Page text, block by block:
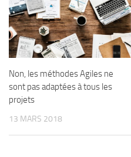
Non, les méthodes Agiles ne
sont pas adaptées à tous les
projets
13 MARS 2018